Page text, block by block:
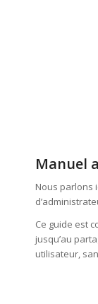
Manuel
Nous parlons
Ce guide est
jusqu’au
utilisateur,